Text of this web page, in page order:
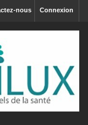
Connexion
nous